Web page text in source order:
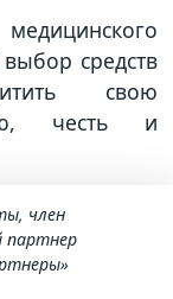
средств
свою
честь и
член
партнер